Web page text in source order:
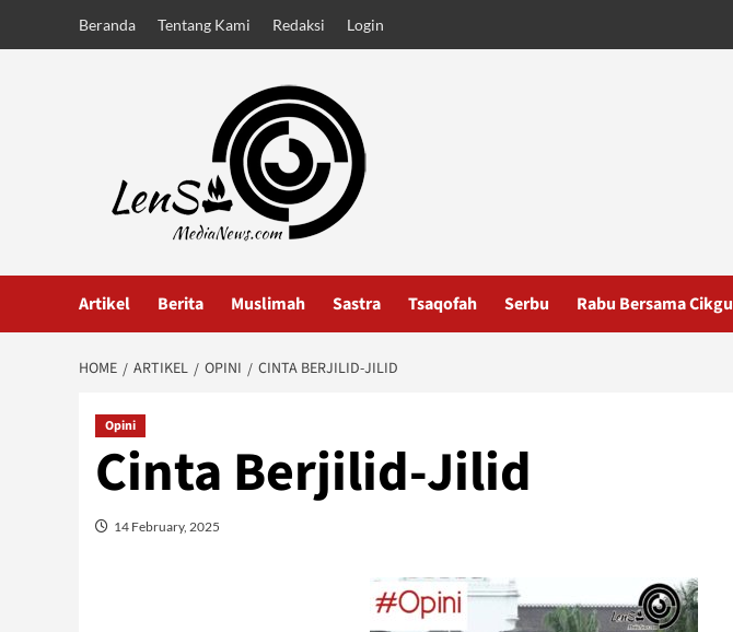
Beranda Tentang Kami Redaksi Login
Artikel Berita Muslimah Sastra Tsaqofah Serbu Rabu Bersama Cikgu
HOME ARTIKEL OPINI CINTA BERJILID-JILID
Opini
Cinta Berjilid-Jilid
14 February, 2025